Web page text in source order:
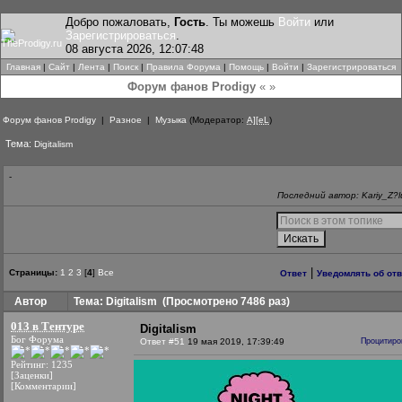
Добро пожаловать, Гость. Ты можешь Войти или
Зарегистрироваться.
08 августа 2026, 12:07:48
Главная | Сайт | Лента | Поиск | Правила Форума | Помощь | Войти | Зарегистрироваться
Форум фанов Prodigy« »
Форум фанов Prodigy | Разное | Музыка (Модератор: A][eL )
Тема: Digitalism
-
Последний автор:
Страницы: 1 2 3 [4] Все Ответ Уведомлять об
Автор Тема: Digitalism (Просмотрено 7486 раз)
013 в Тентуре
Бог Форума
Рейтинг: 1235
[Заценки]
[Комментарии]
Digitalism
Ответ #51 19 мая 2019, 17:39:49